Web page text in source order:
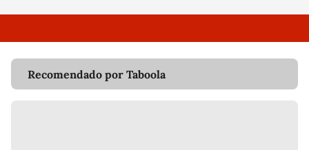
Recomendado por Taboola